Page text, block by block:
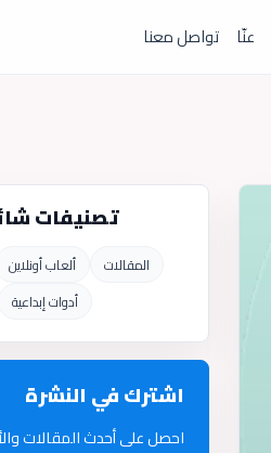
عنّا تواصل معنا
تصنيفات
المقالات ألعاب أونلاين
أدوات إبداعية
اشترك في النشرة
احصل على أحدث المقالات